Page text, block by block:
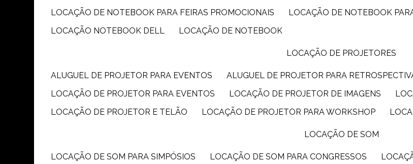
LOCAÇÃO DE NOTEBOOK PARA FEIRAS PROMOCIONAIS
LOCAÇÃO DE NOTEBOOK
LOCAÇÃO NOTEBOOK DELL
LOCAÇÃO DE NOTEBOOK
LOCAÇÃO DE PROJETORES
ALUGUEL DE PROJETOR PARA EVENTOS ALUGUEL DE PROJETOR PARA
LOCAÇÃO DE PROJETOR PARA EVENTOS
LOCAÇÃO DE PROJETOR DE IMAGENS
LOCAÇÃO DE PROJETOR E TELÃO
LOCAÇÃO DE PROJETOR PARA WORKSHOP
LOCAÇÃO DE SOM
LOCAÇÃO DE SOM PARA SIMPÓSIOS LOCAÇÃO DE SOM PARA CONGRESSOS